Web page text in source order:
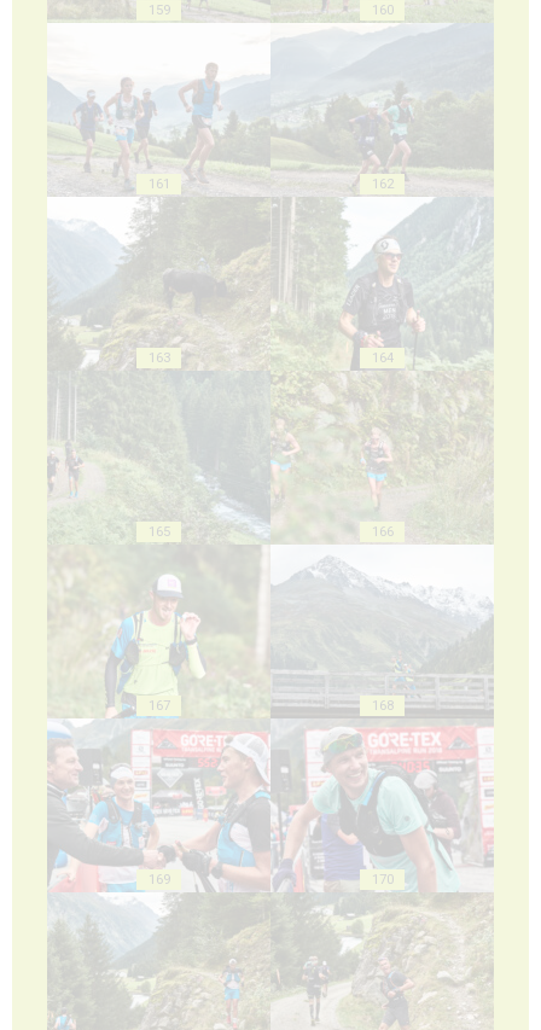
159 160
161 162
163 164
165 166
167 168
169 170